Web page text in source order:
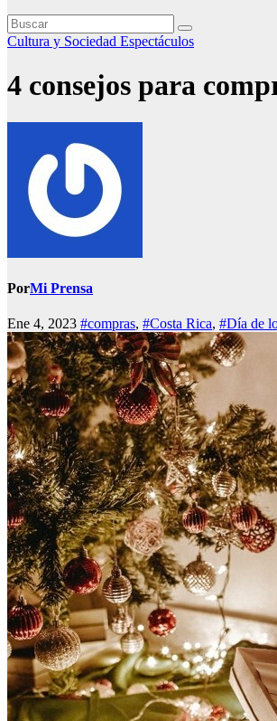
Cultura y Sociedad Espectáculos
4 consejos para
PorMi Prensa
Ene 4, 2023 #compras, #Costa Rica, #Día de